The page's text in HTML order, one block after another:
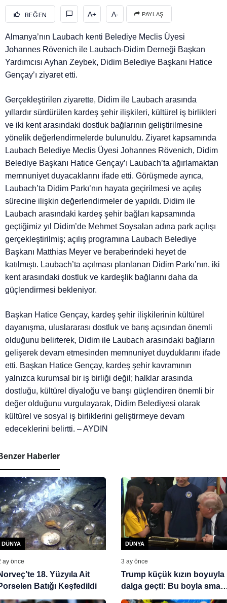
BEĞEN A+ A- PAYLAŞ
Almanya’nın Laubach kenti Belediye Meclis Üyesi
Johannes Rövenich ile Laubach-Didim Derneği Başkan
Yardımcısı Ayhan Zeybek, Didim Belediye Başkanı Hatice
Gençay’ı ziyaret etti.
Gerçekleştirilen ziyarette, Didim ile Laubach arasında
yıllardır sürdürülen kardeş şehir ilişkileri, kültürel iş birlikleri
ve iki kent arasındaki dostluk bağlarının geliştirilmesine
yönelik değerlendirmelerde bulunuldu. Ziyaret kapsamında
Laubach Belediye Meclis Üyesi Johannes Rövenich, Didim
Belediye Başkanı Hatice Gençay’ı Laubach’ta ağırlamaktan
memnuniyet duyacaklarını ifade etti. Görüşmede ayrıca,
Laubach’ta Didim Parkı’nın hayata geçirilmesi ve açılış
sürecine ilişkin değerlendirmeler de yapıldı. Didim ile
Laubach arasındaki kardeş şehir bağları kapsamında
geçtiğimiz yıl Didim’de Mehmet Soysalan adına park açılışı
gerçekleştirilmiş; açılış programına Laubach Belediye
Başkanı Matthias Meyer ve beraberindeki heyet de
katılmıştı. Laubach’ta açılması planlanan Didim Parkı’nın, iki
kent arasındaki dostluk ve kardeşlik bağlarını daha da
güçlendirmesi bekleniyor.
Başkan Hatice Gençay, kardeş şehir ilişkilerinin kültürel
dayanışma, uluslararası dostluk ve barış açısından önemli
olduğunu belirterek, Didim ile Laubach arasındaki bağların
gelişerek devam etmesinden memnuniyet duyduklarını ifade
etti. Başkan Hatice Gençay, kardeş şehir kavramının
yalnızca kurumsal bir iş birliği değil; halklar arasında
dostluğu, kültürel diyaloğu ve barışı güçlendiren önemli bir
değer olduğunu vurgulayarak, Didim Belediyesi olarak
kültürel ve sosyal iş birliklerini geliştirmeye devam
edeceklerini belirtti. – AYDIN
Haberler
DÜNYA
ay önce
18. Yüzyıla Ait
Batığı Keşfedildi
DÜNYA
3 ay önce
Trump küçük kızın boyuyla
dalga geçti: Bu boyla smaç
atabiliyor musun?